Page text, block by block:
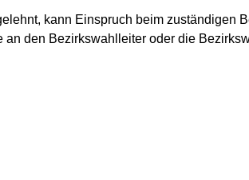
kann Einspruch beim zuständigen
den Bezirkswahlleiter oder die